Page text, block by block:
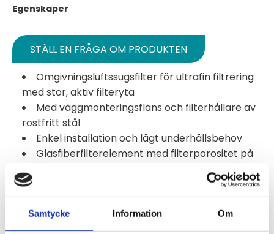
Samtycke Information Om
Egenskaper
STÄLL EN FRÅGA OM PRODUKTEN
Omgivningsluftssugsfilter för ultrafin filtrering
med stor, aktiv filteryta
Med väggmonteringsfläns och filterhållare av
rostfritt stål
Enkel installation och lågt underhållsbehov
Glasfiberfilterelement med filterporositet på
20 µm
Arbetstemperatur: max. +160 °C [+320 °F]
Material för provkontakt: PTFE, rostfritt stål
Beskrivning